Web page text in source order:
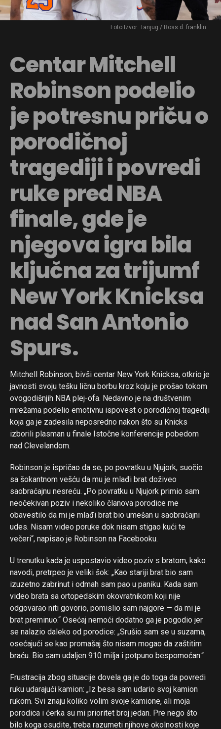
Foto Izvor: Tanjug / Ross d. franklin
Centar Mitchell
Robinson podelio
je potresnu priču o
porodičnoj
tragediji i povredi
ruke pred NBA
finale, gde je
njegova igra bila
ključna za trijumf
New York Knicksa
nad San Antonio
Spurs.
Mitchell Robinson, bivši centar New York Knicksa, otkrio je
javnosti svoju tešku ličnu borbu kroz koju je prošao tokom
ovogodišnjih NBA plej-ofa. Nedavno je na društvenim
mrežama podelio emotivnu ispovest o porodičnoj tragediji
koja ga je zadesila neposredno nakon što su Knicks
izborili plasman u finale Istočne konferencije pobedom
nad Clevelandom.
Robinson je ispričao da se, po povratku u Njujork, suočio
sa šokantnom vešću da mu je mlađi brat doživeo
saobraćajnu nesreću. „Po povratku u Njujork primio sam
neočekivan poziv i nekoliko članova porodice me
obavestilo da mi je mlađi brat bio umešan u saobraćajni
udes. Nisam video poruke dok nisam stigao kući te
večeri“, napisao je Robinson na Facebooku.
U trenutku kada je uspostavio video poziv s bratom, kako
navodi, pretrpeo je veliki šok: „Kao stariji brat bio sam
izuzetno zabrinut i odmah sam pao u paniku. Kada sam
video brata sa ortopedskim okovratnikom koji nije
odgovarao niti govorio, pomislio sam najgore — da mi je
brat preminuo.“ Osećaj nemoći dodatno ga je pogodio jer
se nalazio daleko od porodice: „Srušio sam se u suzama,
osećajući se kao promašaj što nisam mogao da zaštitim
braću. Bio sam udaljen 910 milja i potpuno bespomoćan.“
Frustracija zbog situacije dovela ga je do toga da povredi
ruku udarajući kamion: „Iz besa sam udario svoj kamion
rukom. Svi znaju koliko volim svoje kamione, ali moja
porodica i ćerka su mi prioritet broj jedan. Pre nego što
bilo koga osudite, treba razumeti njihove okolnosti koje
Flipboard
Reddit
Pinterest